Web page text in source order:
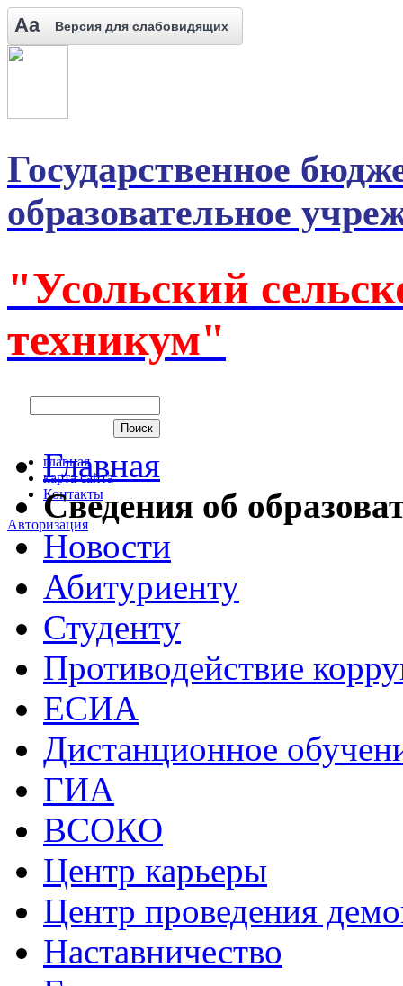
Aa Версия для слабовидящих
Государственное
образовательное
"Усольский
техникум"
главная
карта сайта
Контакты
Авторизация
Главная
Сведения об
Новости
Абитуриенту
Студенту
Противодействие
ЕСИА
Дистанционное
ГИА
ВСОКО
Центр карьеры
Центр проведения
Наставничество